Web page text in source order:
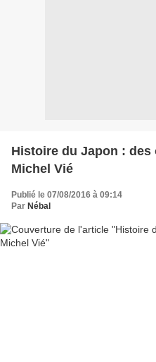
Histoire du Japon : des
Michel Vié
Publié le 07/08/2016 à 09:14
Par Nébal